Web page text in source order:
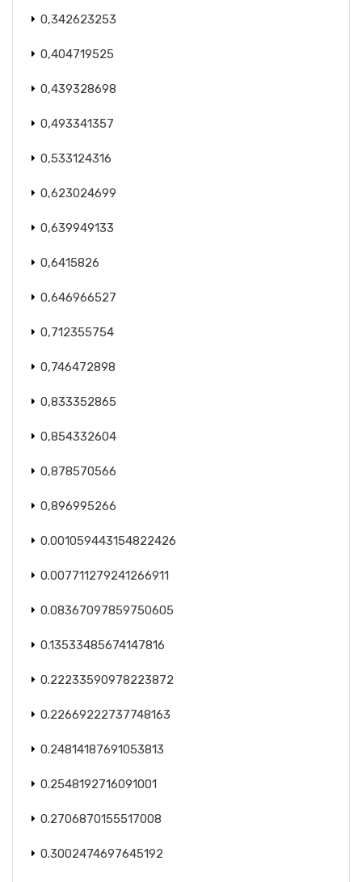
0,342623253
0,404719525
0,439328698
0,493341357
0,533124316
0,623024699
0,639949133
0,6415826
0,646966527
0,712355754
0,746472898
0,833352865
0,854332604
0,878570566
0,896995266
0.001059443154822426
0.007711279241266911
0.08367097859750605
0.13533485674147816
0.22233590978223872
0.22669222737748163
0.24814187691053813
0.2548192716091001
0.2706870155517008
0.3002474697645192